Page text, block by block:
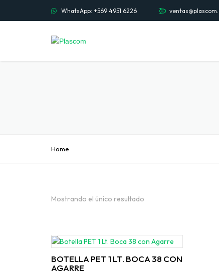
WhatsApp: +569 4951 6226
Home
Mostrando el único resultado
BOTELLA PET 1 LT. BOCA 38 CON
AGARRE